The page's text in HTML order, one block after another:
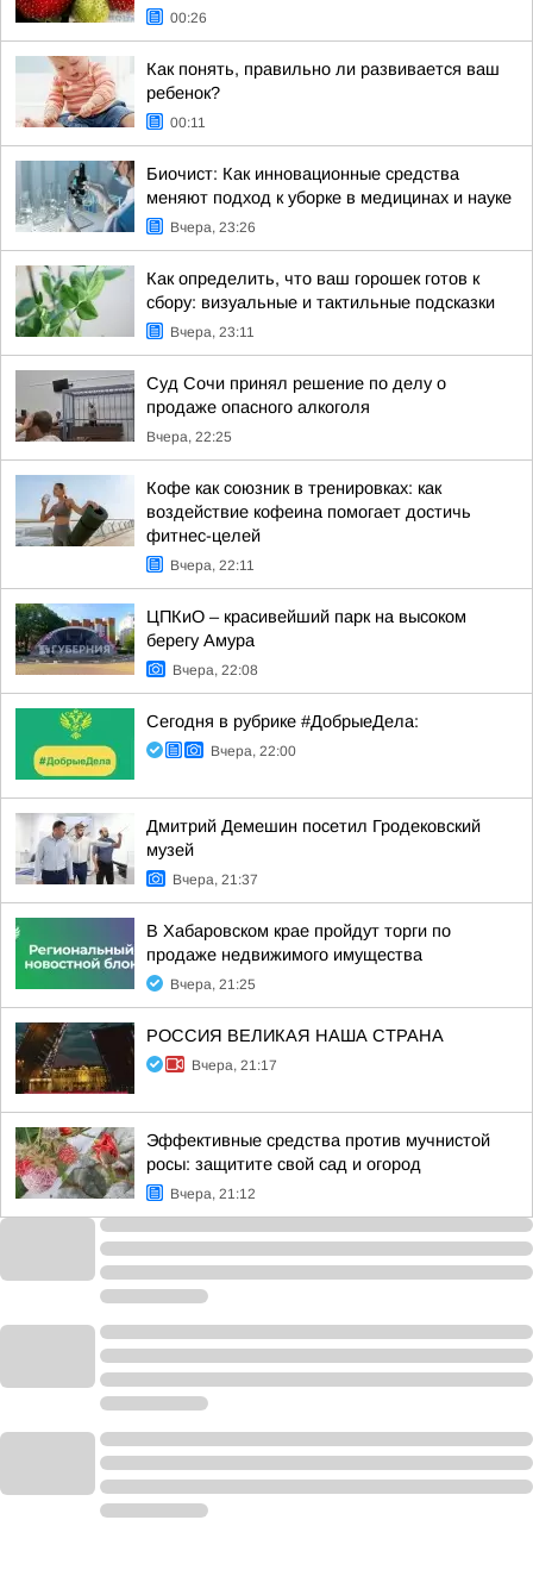
00:26
Как понять, правильно ли развивается ваш
ребенок?
00:11
Биочист: Как инновационные средства
меняют подход к уборке в медицинах и науке
Вчера, 23:26
Как определить, что ваш горошек готов к
сбору: визуальные и тактильные подсказки
Вчера, 23:11
Суд Сочи принял решение по делу о
продаже опасного алкоголя
Вчера, 22:25
Кофе как союзник в тренировках: как
воздействие кофеина помогает достичь
фитнес-целей
Вчера, 22:11
ЦПКиО – красивейший парк на высоком
берегу Амура
Вчера, 22:08
Сегодня в рубрике #ДобрыеДела:
Вчера, 22:00
Дмитрий Демешин посетил Гродековский
музей
Вчера, 21:37
В Хабаровском крае пройдут торги по
продаже недвижимого имущества
Вчера, 21:25
РОССИЯ ВЕЛИКАЯ НАША СТРАНА
Вчера, 21:17
Эффективные средства против мучнистой
росы: защитите свой сад и огород
Вчера, 21:12